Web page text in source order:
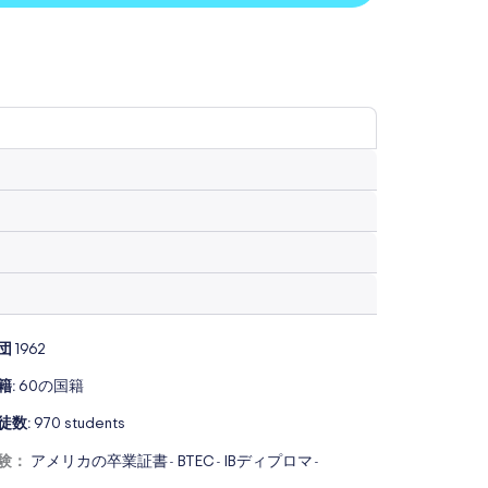
1962
: 60の国籍
数: 970 students
： アメリカの卒業証書- BTEC - IBディプロマ -